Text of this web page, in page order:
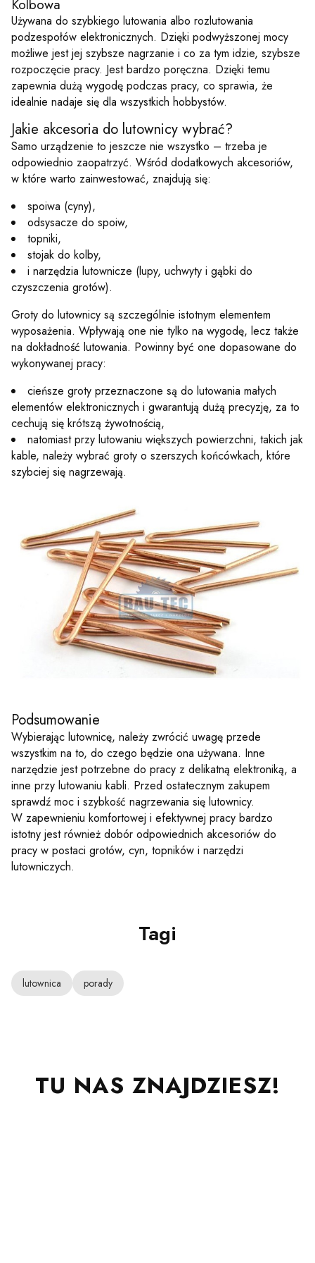
Kolbowa
Używana do szybkiego lutowania albo rozlutowania
podzespołów elektronicznych. Dzięki podwyższonej mocy
możliwe jest jej szybsze nagrzanie i co za tym idzie, szybsze
rozpoczęcie pracy. Jest bardzo poręczna. Dzięki temu
zapewnia dużą wygodę podczas pracy, co sprawia, że
idealnie nadaje się dla wszystkich hobbystów.
Jakie akcesoria do lutownicy wybrać?
Samo urządzenie to jeszcze nie wszystko – trzeba je
odpowiednio zaopatrzyć. Wśród dodatkowych akcesoriów,
w które warto zainwestować, znajdują się:
spoiwa (cyny),
odsysacze do spoiw,
topniki,
stojak do kolby,
i narzędzia lutownicze (lupy, uchwyty i gąbki do
czyszczenia grotów).
Groty do lutownicy są szczególnie istotnym elementem
wyposażenia. Wpływają one nie tylko na wygodę, lecz także
na dokładność lutowania. Powinny być one dopasowane do
wykonywanej pracy:
cieńsze groty przeznaczone są do lutowania małych
elementów elektronicznych i gwarantują dużą precyzję, za to
cechują się krótszą żywotnością,
natomiast przy lutowaniu większych powierzchni, takich jak
kable, należy wybrać groty o szerszych końcówkach, które
szybciej się nagrzewają.
Podsumowanie
Wybierając lutownicę, należy zwrócić uwagę przede
wszystkim na to, do czego będzie ona używana. Inne
narzędzie jest potrzebne do pracy z delikatną elektroniką, a
inne przy lutowaniu kabli. Przed ostatecznym zakupem
sprawdź moc i szybkość nagrzewania się lutownicy.
W zapewnieniu komfortowej i efektywnej pracy bardzo
istotny jest również dobór odpowiednich akcesoriów do
pracy w postaci grotów, cyn, topników i narzędzi
lutowniczych.
Tagi
lutownica porady
TU NAS ZNAJDZIESZ!